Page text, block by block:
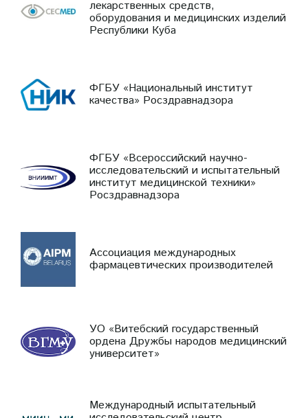
лекарственных средств,
оборудования и медицинских изделий
Республики Куба
ФГБУ «Национальный институт
качества» Росздравнадзора
ФГБУ «Всероссийский научно-
исследовательский и испытательный
институт медицинской техники»
Росздравнадзора
Ассоциация международных
фармацевтических производителей
УО «Витебский государственный
ордена Дружбы народов медицинский
университет»
Международный испытательный